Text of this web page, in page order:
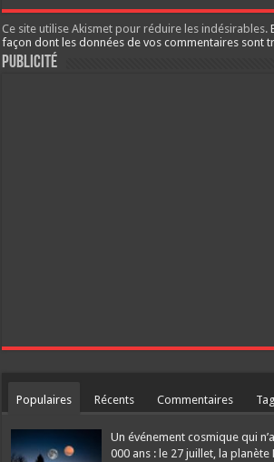
Ce site utilise Akismet pour réduire les indésirables.
façon dont les données de vos commentaires sont
Publicité
Populaires Récents Commentaires
Un événement cosmique qui
000 ans : le 27 juillet, la